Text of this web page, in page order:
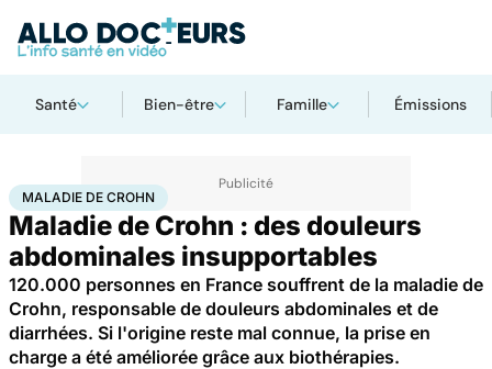
Santé Bien-être Famille Émissions
AccueilSantéMaladies Maladie de Crohn
MALADIE DE CROHN
Maladie de Crohn : des douleurs
abdominales insupportables
120.000 personnes en France souffrent de la maladie de
Crohn, responsable de douleurs abdominales et de
diarrhées. Si l'origine reste mal connue, la prise en
charge a été améliorée grâce aux biothérapies.